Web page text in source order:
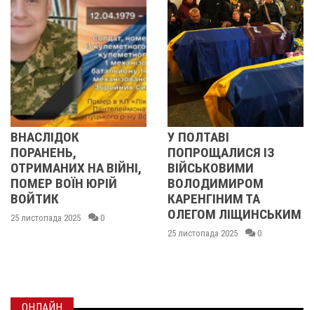
НА ВІЙНІ,
ЮРІЙ
2025 0
У ПОЛТАВІ
ПОПРОЩАЛИСЯ ІЗ
ВІЙСЬКОВИМИ
ВОЛОДИМИРОМ
КАРЕНГІНИМ ТА
ОЛЕГОМ ЛІЩИНСЬКИМ
25 листопада 2025 0